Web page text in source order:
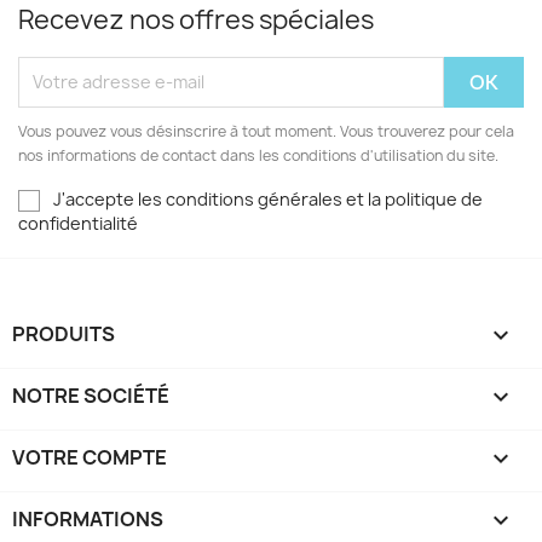
Recevez nos offres spéciales
Vous pouvez vous désinscrire à tout moment. Vous trouverez pour cela
nos informations de contact dans les conditions d'utilisation du site.
J'accepte les conditions générales et la politique de
confidentialité
PRODUITS 
NOTRE SOCIÉTÉ 
VOTRE COMPTE 
INFORMATIONS keyboard_arrow_down